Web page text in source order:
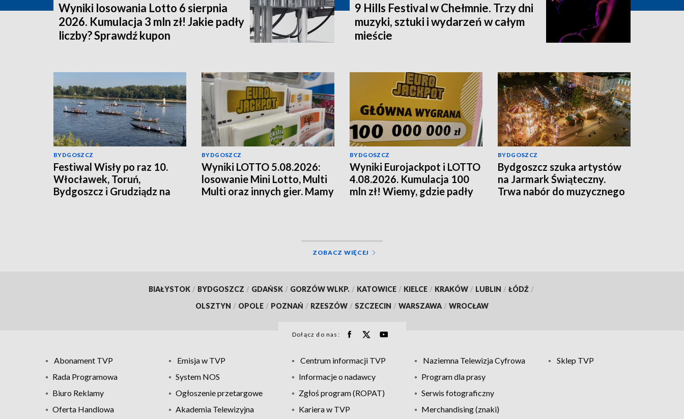
Wyniki losowania Lotto 6 sierpnia
2026. Kumulacja 3 mln zł! Jakie padły
liczby? Sprawdź kupon
9 Hills Festival w Chełmnie. Trzy dni
muzyki, sztuki i wydarzeń w całym
mieście
BYDGOSZCZ
Festiwal Wisły po raz 10.
Włocławek, Toruń,
Bydgoszcz i Grudziądz na
BYDGOSZCZ
Wyniki LOTTO 5.08.2026:
losowanie Mini Lotto, Multi
Multi oraz innych gier. Mamy
BYDGOSZCZ
Wyniki Eurojackpot i LOTTO
4.08.2026. Kumulacja 100
mln zł! Wiemy, gdzie padły
BYDGOSZCZ
Bydgoszcz szuka artystów
na Jarmark Świąteczny.
Trwa nabór do muzycznego
ZOBACZ WIĘCEJ
BIAŁYSTOK / BYDGOSZCZ / GDAŃSK / GORZÓW WLKP. / KATOWICE / KIELCE / KRAKÓW / LUBLIN / ŁÓDŹ /
OLSZTYN / OPOLE / POZNAŃ / RZESZÓW / SZCZECIN / WARSZAWA / WROCŁAW
Dołącz do nas:
Abonament TVP Emisja w TVP Centrum informacji TVP Naziemna Telewizja Cyfrowa
Sklep TVP
Rada Programowa
System NOS Informacje o nadawcy
Program dla prasy
Biuro Reklamy
Ogłoszenie przetargowe Zgłoś program (ROPAT)
Serwis fotograficzny
Oferta Handlowa
Akademia Telewizyjna Kariera w TVP Merchandising (znaki)